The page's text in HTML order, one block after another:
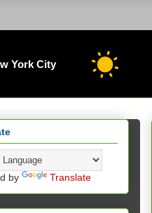
York City
by Translate